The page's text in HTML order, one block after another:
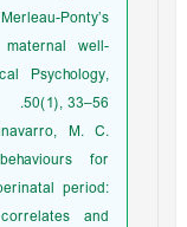
Ponty’s
well-
Psychology,
50(1), 33–56.
M. C.
for
period:
and